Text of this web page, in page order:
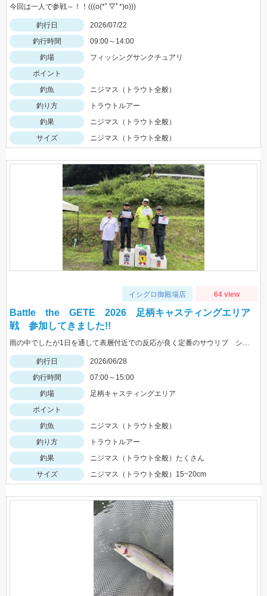
今回は一人で参戦～！！(((o(*ﾟ▽ﾟ*)o)))
釣行日
2026/07/22
釣行時間
09:00～14:00
釣場
フィッシングサンクチュアリ
ポイント
釣魚
ニジマス（トラウト全般）
釣り方
トラウトルアー
釣果
ニジマス（トラウト全般）
サイズ
ニジマス（トラウト全般）
イシグロ御殿場店 64 view
Battle the GETE 2026 足柄キャスティングエリア
戦 参加してきました!!
雨の中でしたが1日を通して表層付近での反応が良く定番のサウリブ シャースFe0.4ｇ、0.6ｇ ロデオクラフト ファットモカＪｒＳＲＨＦに反応が良かったです。
釣行日
2026/06/28
釣行時間
07:00～15:00
釣場
足柄キャスティングエリア
ポイント
釣魚
ニジマス（トラウト全般）
釣り方
トラウトルアー
釣果
ニジマス（トラウト全般）たくさん
サイズ
ニジマス（トラウト全般）15~20cm